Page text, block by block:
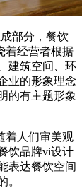
部分，餐饮
着经营者根据
建筑空间、环
业的形象理念
的有主题形象
人们审美观
饮品牌vi设计
表达餐饮空间
。